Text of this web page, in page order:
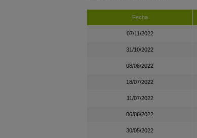
Fecha
07/11/2022
31/10/2022
08/08/2022
18/07/2022
11/07/2022
06/06/2022
30/05/2022